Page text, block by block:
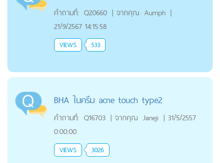
คำถามที่: Q20660 | จากคุณ Aumph |
21/9/2567 14:15:58
VIEWS 533
BHA ในครีม acne touch type2
คำถามที่: Q16703 | จากคุณ Janeji | 31/5/2557
0:00:00
VIEWS 3026